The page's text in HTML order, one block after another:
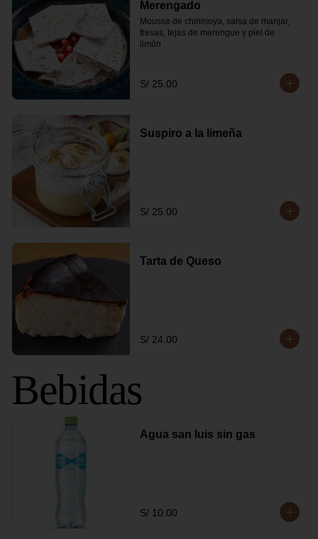
Merengado
Mousse de chirimoya, salsa de manjar,
fresas, tejas de merengue y piel de
limón
S/ 25.00
Suspiro a la limeña
S/ 25.00
Tarta de Queso
S/ 24.00
Bebidas
Agua san luis sin gas
S/ 10.00